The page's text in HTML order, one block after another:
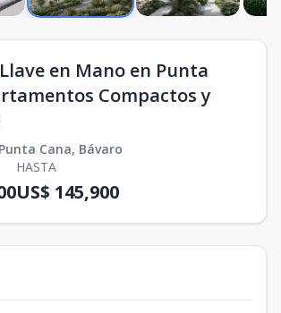
en Mano en Punta
Compactos y
Cana, Bávaro
HASTA
US$ 145,900